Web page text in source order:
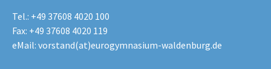
Tel.: +49 37608 4020 100
Fax: +49 37608 4020 119
eMail: vorstand(at)eurogymnasium-waldenburg.de